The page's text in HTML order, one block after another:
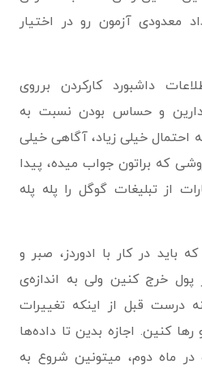
معدودی آزمون رو در اختیار
داشبورد کارکردن برروی
دارین و حساس بودن نسبت به
احتمال خیلی زیاد، آگاهی خیلی
که براتون جواب میده، پیدا
از تبلیغات گوگل را پله پله
در کار با ادوردز، صبر و
خرج کنین ولی به اندازه‌ی
درست قبل از اینکه تغییرات
کنین. اجازه بدین تا داده‌ها
ماه دوم، میتونین شروع به